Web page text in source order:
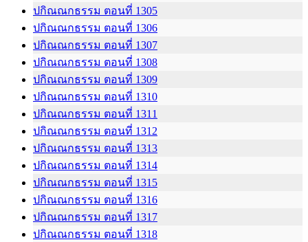
ปกิณณกธรรม ตอนที่ 1305
ปกิณณกธรรม ตอนที่ 1306
ปกิณณกธรรม ตอนที่ 1307
ปกิณณกธรรม ตอนที่ 1308
ปกิณณกธรรม ตอนที่ 1309
ปกิณณกธรรม ตอนที่ 1310
ปกิณณกธรรม ตอนที่ 1311
ปกิณณกธรรม ตอนที่ 1312
ปกิณณกธรรม ตอนที่ 1313
ปกิณณกธรรม ตอนที่ 1314
ปกิณณกธรรม ตอนที่ 1315
ปกิณณกธรรม ตอนที่ 1316
ปกิณณกธรรม ตอนที่ 1317
ปกิณณกธรรม ตอนที่ 1318